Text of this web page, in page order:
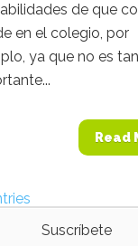
de que
en el colegio, por
ya que no es tan
Read
Suscríbete